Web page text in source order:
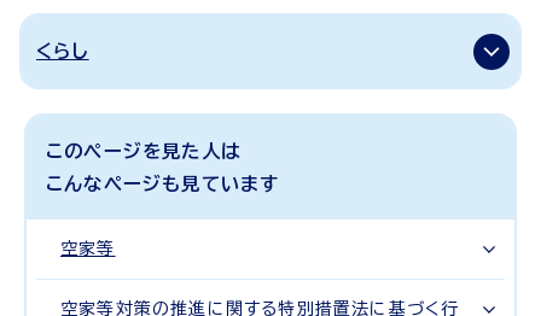
くらし
このページを見た人は
こんなページも見ています
空家等
空家等対策の推進に関する特別措置法に基づく行